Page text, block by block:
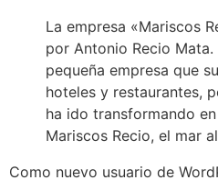
La empresa «Mariscos
por Antonio Recio
pequeña empresa que
hoteles y restaurantes,
ha ido transformando
Mariscos Recio, el mar
Como nuevo usuario de